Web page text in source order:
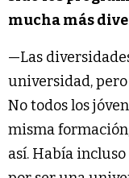
mucha más
—Las
universidad, pero
No todos los
misma
así. Había